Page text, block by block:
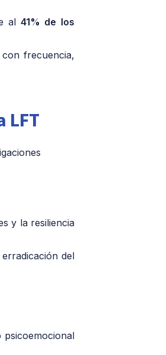
al41% de los
frecuencia,
LFT
y la resiliencia
del
psicoemocional